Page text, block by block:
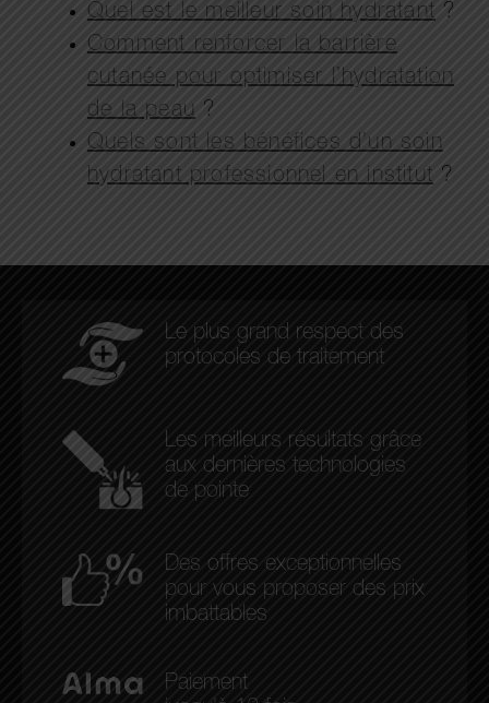
Quel est le meilleur soin hydratant ?
Comment renforcer la barrière
cutanée pour optimiser l’hydratation
de la peau ?
Quels sont les bénéfices d’un soin
hydratant professionnel en institut ?
Le plus grand respect des
protocoles de traitement
Les meilleurs résultats grâce
aux dernières technologies
de pointe
Des offres exceptionnelles
pour vous proposer des prix
imbattables
Paiement